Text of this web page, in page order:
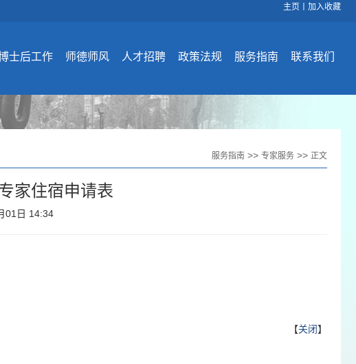
主页 加入收藏
士后工作 师德师风 人才招聘 政策法规 服务指南 联系我们
服务指南 >> 专家服务 >> 正文
家住宿申请表
01日 14:34
【关闭】